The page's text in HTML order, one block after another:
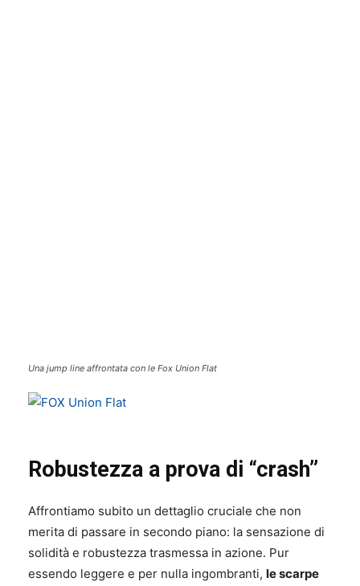
Una jump line affrontata con le Fox Union Flat
Robustezza a prova di “crash”
Affrontiamo subito un dettaglio cruciale che non
merita di passare in secondo piano: la sensazione di
solidità e robustezza trasmessa in azione. Pur
essendo leggere e per nulla ingombranti, le scarpe